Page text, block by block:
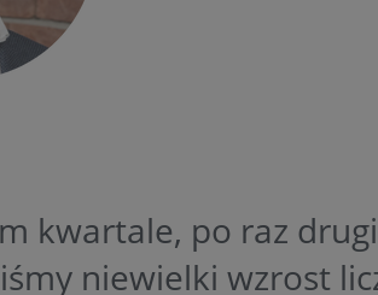
kwartale, po raz
niewielki wzrost